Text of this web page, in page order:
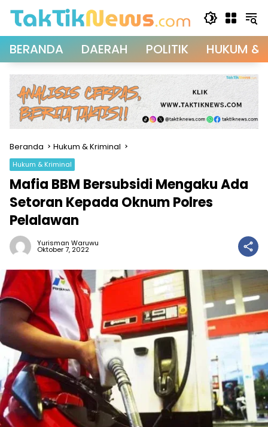
BERANDA DAERAH POLITIK HUKUM &
Beranda Hukum & Kriminal
Hukum & Kriminal
Mafia BBM Bersubsidi Mengaku Ada
Setoran Kepada Oknum Polres
Pelalawan
Yurisman Waruwu
Oktober 7, 2022